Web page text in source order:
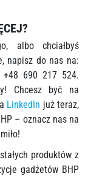
albo chciałbyś
napisz do nas na:
690 217 524.
Chcesz być na
LinkedIn już teraz,
– oznacz nas na
produktów z
gadżetów BHP